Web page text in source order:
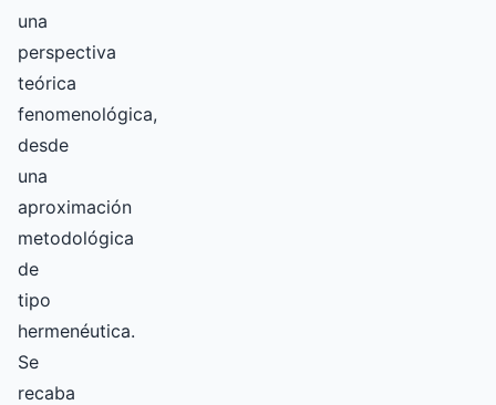
una
perspectiva
teórica
fenomenológica,
desde
una
aproximación
metodológica
de
tipo
hermenéutica.
Se
recaba